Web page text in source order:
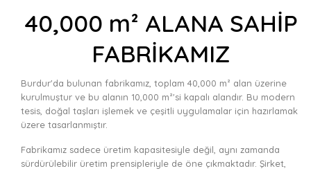
40,000 m² ALANA SAHİP
FABRİKAMIZ
Burdur'da bulunan fabrikamız, toplam 40,000 m² alan üzerine
kurulmuştur ve bu alanın 10,000 m²'si kapalı alandır. Bu modern
tesis, doğal taşları işlemek ve çeşitli uygulamalar için hazırlamak
üzere tasarlanmıştır.
Fabrikamız sadece üretim kapasitesiyle değil, aynı zamanda
sürdürülebilir üretim prensipleriyle de öne çıkmaktadır. Şirket,